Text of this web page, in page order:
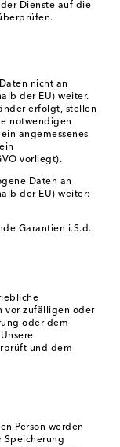
Dienste auf die
nicht an
der EU) weiter.
erfolgt, stellen
notwendigen
angemessenes
vorliegt).
Daten an
der EU) weiter:
Garantien i.S.d.
vor zufälligen oder
oder dem
und dem
Person werden
Speicherung